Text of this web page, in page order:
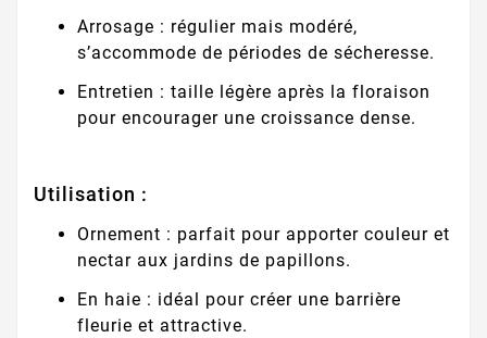
Arrosage : régulier mais modéré,
s’accommode de périodes de sécheresse.
Entretien : taille légère après la floraison
pour encourager une croissance dense.
Utilisation :
Ornement : parfait pour apporter couleur et
nectar aux jardins de papillons.
En haie : idéal pour créer une barrière
fleurie et attractive.